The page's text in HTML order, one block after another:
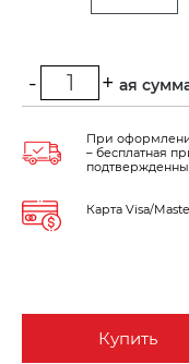
Минимальная
- +
Купить
При
– бесплатная
Карта Visa/